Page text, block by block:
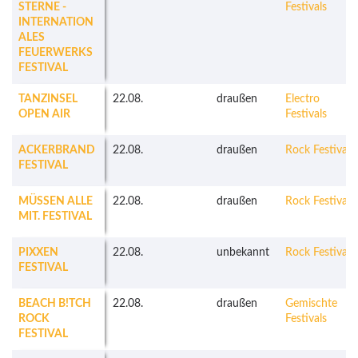
STERNE -
INTERNATION
ALES
FEUERWERKS
FESTIVAL
Festivals
TANZINSEL
OPEN AIR
22.08. draußen
Electro
Festivals
ACKERBRAND
FESTIVAL
22.08. draußen Rock Festivals
MÜSSEN ALLE
MIT. FESTIVAL
22.08. draußen Rock Festivals
PIXXEN
FESTIVAL
22.08. unbekannt Rock Festivals
BEACH B!TCH
ROCK
FESTIVAL
22.08. draußen
Gemischte
Festivals